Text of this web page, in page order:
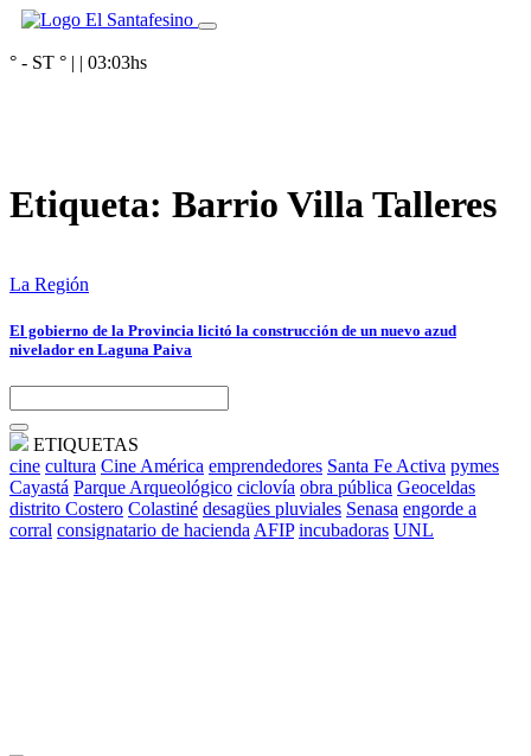
° - ST ° | | 03:03hs
Etiqueta: Barrio Villa Talleres
La Región
El gobierno de la Provincia licitó la construcción de un nuevo azud
nivelador en Laguna Paiva
ETIQUETAS
cine cultura Cine América emprendedores Santa Fe Activa pymes
Cayastá Parque Arqueológico ciclovía obra pública Geoceldas
distrito Costero Colastiné desagües pluviales Senasa engorde a
corral consignatario de hacienda AFIP incubadoras UNL